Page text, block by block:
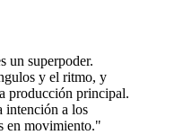
un superpoder.
y el ritmo, y
producción principal.
intención a los
en movimiento."